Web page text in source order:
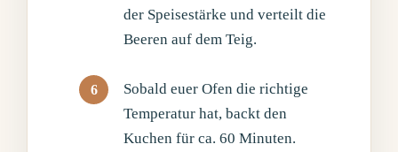
der Speisestärke und verteilt die
Beeren auf dem Teig.
Sobald euer Ofen die richtige
Temperatur hat, backt den
Kuchen für ca. 60 Minuten.